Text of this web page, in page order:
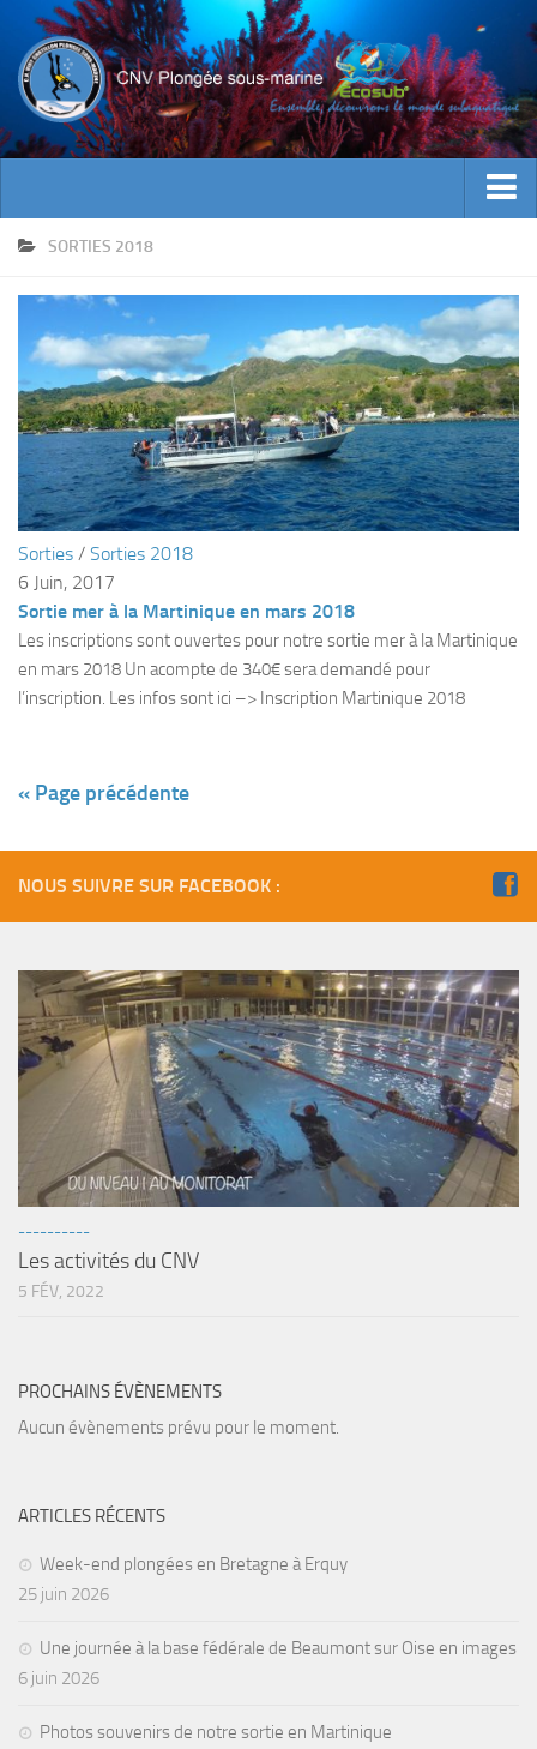
ACTUALITES
INFOS CNV
Bienvenue
Contacts
Documents utiles
Encadrement
Historique
ECOLE DE PLONGEE
Formations
Jeune plongeur
Maintien des acquis
Guide de palanquée N4
Moniteur Fédéral
Organisation
Responsables
Fosse
Sorties techniques
APNEE
Sorties 2026
Sorties 2025
Sorties 2018
Sorties 2016
Sorties 2014
SORTIES 2018
Sorties / Sorties 2018
6 Juin, 2017
Sortie mer à la Martinique en mars 2018
Les inscriptions sont ouvertes pour notre sortie mer à la Martinique
en mars 2018 Un acompte de 340€ sera demandé pour
l’inscription. Les infos sont ici –> Inscription Martinique 2018
« Page précédente
NOUS SUIVRE SUR FACEBOOK :
----------
Les activités du CNV
5 FÉV, 2022
PROCHAINS ÉVÈNEMENTS
Aucun évènements prévu pour le moment.
ARTICLES RÉCENTS
Week-end plongées en Bretagne à Erquy
25 juin 2026
Une journée à la base fédérale de Beaumont sur Oise en images
6 juin 2026
Photos souvenirs de notre sortie en Martinique